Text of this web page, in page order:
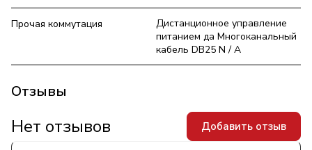
Прочая коммутация
Дистанционное управление
питанием да Многоканальный
кабель DB25 N / A
Отзывы
Нет отзывов Добавить отзыв